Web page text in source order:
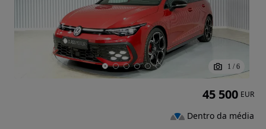
1 / 6
45 500 EUR
Dentro da média